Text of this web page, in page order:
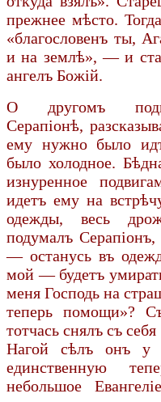
прежнее мѣсто.
«благословенъ ты,
и на землѣ», — и
ангелъ Божій.
О другомъ
Серапіонѣ,
ему нужно было
было холодное.
изнуренное
идетъ ему на
одежды, весь
подумалъ
— останусь въ
мой — будетъ
меня Господь на
теперь помощи»?
тотчась снялъ съ
Нагой сѣлъ онъ у
единственную
небольшое